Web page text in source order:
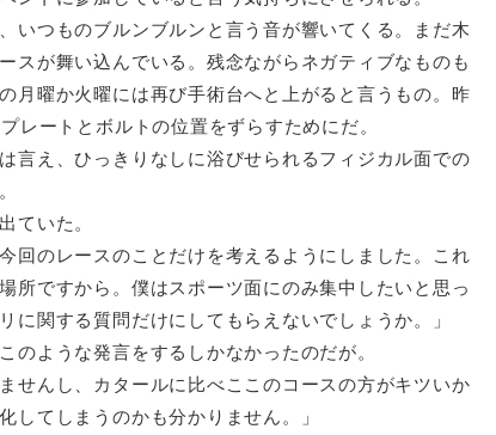
いつものブルンブルンと言う音が響いてくる。まだ木
スが舞い込んでいる。残念ながらネガティブなものも
月曜か火曜には再び手術台へと上がると言うもの。昨
レートとボルトの位置をずらすためにだ。
言え、ひっきりなしに浴びせられるフィジカル面での
ていた。
回のレースのことだけを考えるようにしました。これ
所ですから。僕はスポーツ面にのみ集中したいと思っ
に関する質問だけにしてもらえないでしょうか。」
のような発言をするしかなかったのだが。
せんし、カタールに比べここのコースの方がキツいか
してしまうのかも分かりません。」